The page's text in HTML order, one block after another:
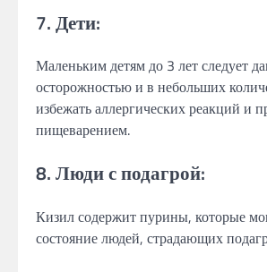
7. Дети:
Маленьким детям до 3 лет следует
осторожностью и в небольших
избежать аллергических реакций и
пищеварением.
8. Люди с подагрой:
Кизил содержит пурины, которые
состояние людей, страдающих